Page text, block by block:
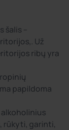
–
Už
ribų yra
papildoma
rūkyti, garinti,